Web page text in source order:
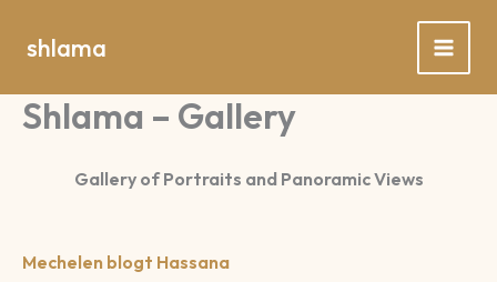
naar
inhoud
shlama
Shlama – Gallery
Gallery of Portraits and Panoramic Views
Mechelen blogt Hassana